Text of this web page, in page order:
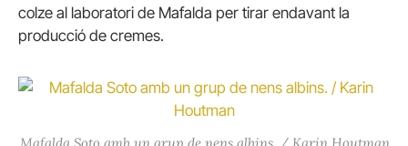
colze al laboratori de Mafalda per tirar endavant la
producció de cremes.